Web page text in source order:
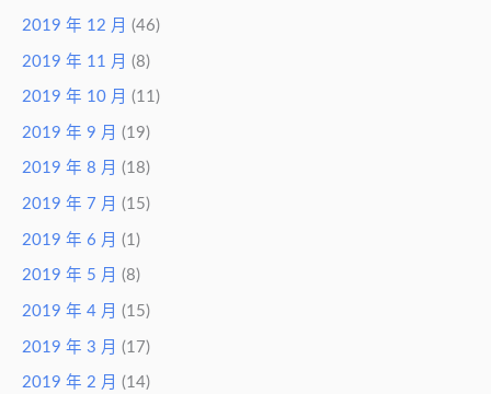
2019 年 12 月 (46)
2019 年 11 月 (8)
2019 年 10 月 (11)
2019 年 9 月 (19)
2019 年 8 月 (18)
2019 年 7 月 (15)
2019 年 6 月 (1)
2019 年 5 月 (8)
2019 年 4 月 (15)
2019 年 3 月 (17)
2019 年 2 月 (14)